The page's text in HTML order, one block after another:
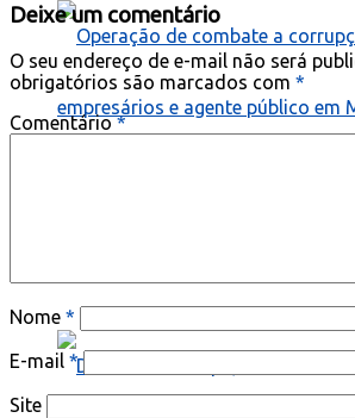
empresários e agente
Deixe um comentário
O seu endereço de e-mail não será
obrigatórios são marcados com *
Comentário*
Nome *
E-mail *
Site